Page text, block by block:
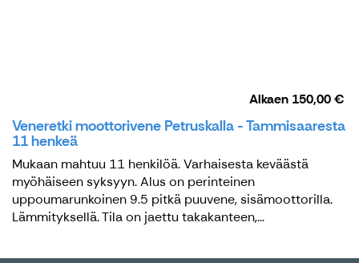
Alkaen 150,00 €
Veneretki moottorivene Petruskalla - Tammisaaresta
11 henkeä
Mukaan mahtuu 11 henkilöä. Varhaisesta keväästä
myöhäiseen syksyyn. Alus on perinteinen
uppoumarunkoinen 9.5 pitkä puuvene, sisämoottorilla.
Lämmityksellä. Tila on jaettu takakanteen,...